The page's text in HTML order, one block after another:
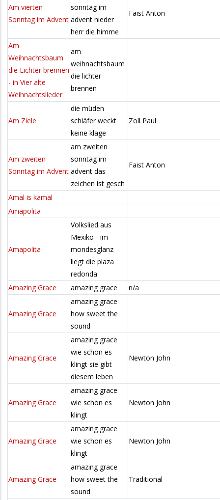
Am vierten
Sonntag im Advent
sonntag im
advent nieder
herr die himme
Faist Anton
Am
Weihnachtsbaum
die Lichter brennen
- in Vier alte
Weihnachtslieder
am
weihnachtsbaum
die lichter
brennen
Am Ziele
die müden
schläfer weckt
keine klage
Zoll Paul
Am zweiten
Sonntag im Advent
am zweiten
sonntag im
advent das
zeichen ist gesch
Faist Anton
Amal is kamal
Amapolita
Amapolita
Volkslied aus
Mexiko - im
mondesglanz
liegt die plaza
redonda
Amazing Grace
amazing grace n/a
Amazing Grace
amazing grace
how sweet the
sound
Amazing Grace
amazing grace
wie schön es
klingt sie gibt
diesem leben
Newton John
Amazing Grace
amazing grace
wie schön es
klingt
Newton John
Amazing Grace
amazing grace
wie schön es
klingt
Newton John
Amazing Grace
amazing grace
how sweet the
sound
Traditional